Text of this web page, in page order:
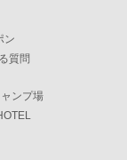
ン
質問
ンプ場